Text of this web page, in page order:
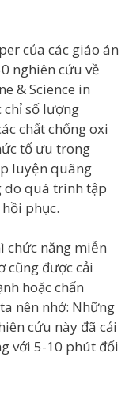
của các giáo án
nghiên cứu về
& Science in
chỉ số lượng
chất chống oxi
tố ưu trong
luyện quãng
do quá trình tập
phục.
chức năng miễn
cũng được cải
hoặc chấn
nên nhớ: Những
cứu này đã cải
với 5-10 phút đối